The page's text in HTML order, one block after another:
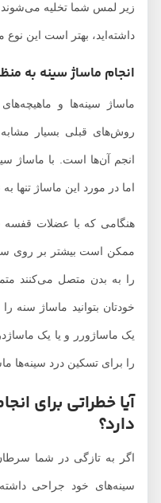
زیر لمس شما تخلیه می‌شوند.
داشته‌اید، بهتر است این نوع
انجام ماساژ سینه به منظور
ماساژ سینه‌ها و ماهیچه‌های
روش‌های قبلی بسیار مشابه
انجم آن‌ها است. با ماساژ
اما در مورد این ماساژ تنها به
هنگامی که با عضلات قفسه
ممکن است بیشتر بر روی سه
را به بدن متصل می‌کنند
خودتان بتوانید ماساژ سنه را به
یک ماساژورر و یا یک
را برای تسکین درد سینه‌ها ماساژ
آیا خطراتی برای
دارد؟
اگر به تازگی در شما سرطان
سینه‌های خود جراحی